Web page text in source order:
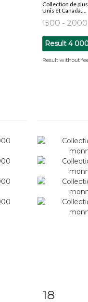
Collection de
Unis et Canada,...
1500 -
Result 4
Result without
18